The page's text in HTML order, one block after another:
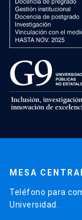
MESA
Teléfono para
Universidad.